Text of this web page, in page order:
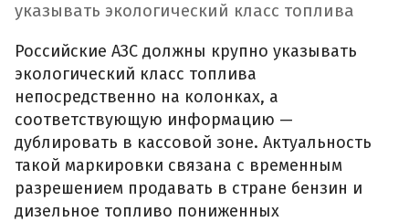
указывать экологический класс топлива
Российские АЗС должны крупно указывать
экологический класс топлива
непосредственно на колонках, а
соответствующую информацию —
дублировать в кассовой зоне. Актуальность
такой маркировки связана с временным
разрешением продавать в стране бензин и
дизельное топливо пониженных